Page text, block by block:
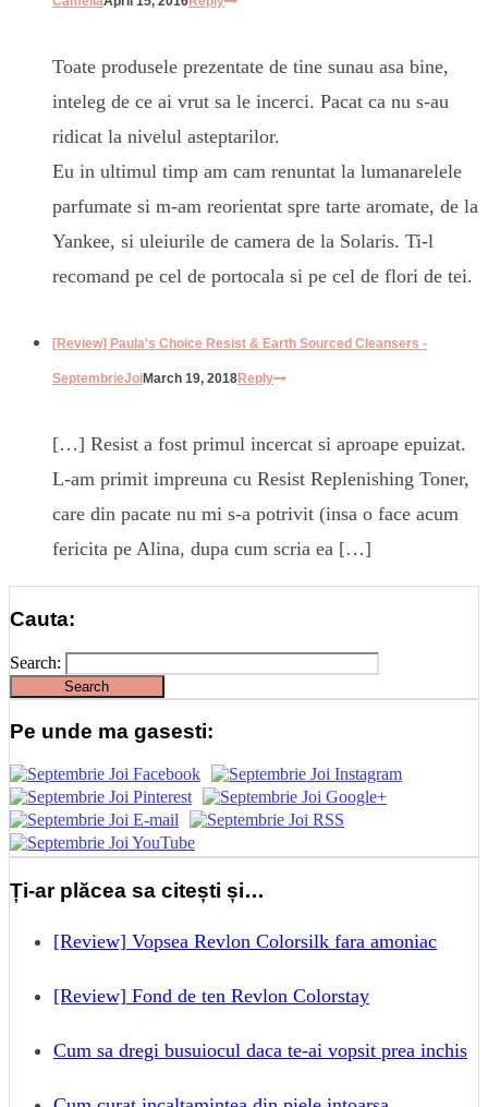
Toate produsele prezentate de tine sunau asa bine,
inteleg de ce ai vrut sa le incerci. Pacat ca nu s-au
ridicat la nivelul asteptarilor.
Eu in ultimul timp am cam renuntat la lumanarelele
parfumate si m-am reorientat spre tarte aromate, de la
Yankee, si uleiurile de camera de la Solaris. Ti-l
recomand pe cel de portocala si pe cel de flori de tei.
[Review] Paula's Choice Resist & Earth Sourced Cleansers -
SeptembrieJoiMarch 19, 2018Reply
[…] Resist a fost primul incercat si aproape epuizat.
L-am primit impreuna cu Resist Replenishing Toner,
care din pacate nu mi s-a potrivit (insa o face acum
fericita pe Alina, dupa cum scria ea […]
Cauta:
Search:
Pe unde ma gasesti:
Ți-ar plăcea sa citești și…
[Review] Vopsea Revlon Colorsilk fara amoniac
[Review] Fond de ten Revlon Colorstay
Cum sa dregi busuiocul daca te-ai vopsit prea inchis